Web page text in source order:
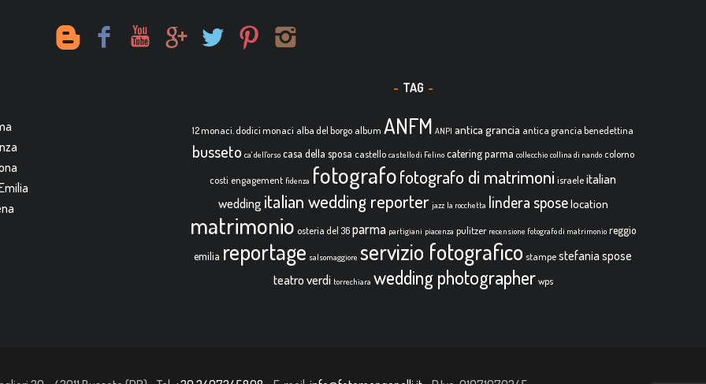
TAG
12 monaci. dodici monaci alba del borgo album ANFM ANPI antica grancia antica grancia benedettina
busseto ca' dell'orso casa della sposa castello castello di Felino catering parma collecchio collina di nando colorno
costi engagement fidenza fotografofotografo di matrimoni israeleitalian
wedding italian wedding reporter jazz la rocchetta lindera sposelocation
matrimonio osteria del 36 parma partigiani piacenza pulitzer recensione fotografo di matrimonio reggio
emilia reportage salsomaggiore servizio fotografico stampestefania spose
teatro verdi torrechiara wedding photographer wps